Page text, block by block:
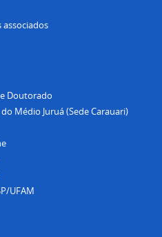
Doutorado
Médio Juruá (Sede Carauari)
UFAM